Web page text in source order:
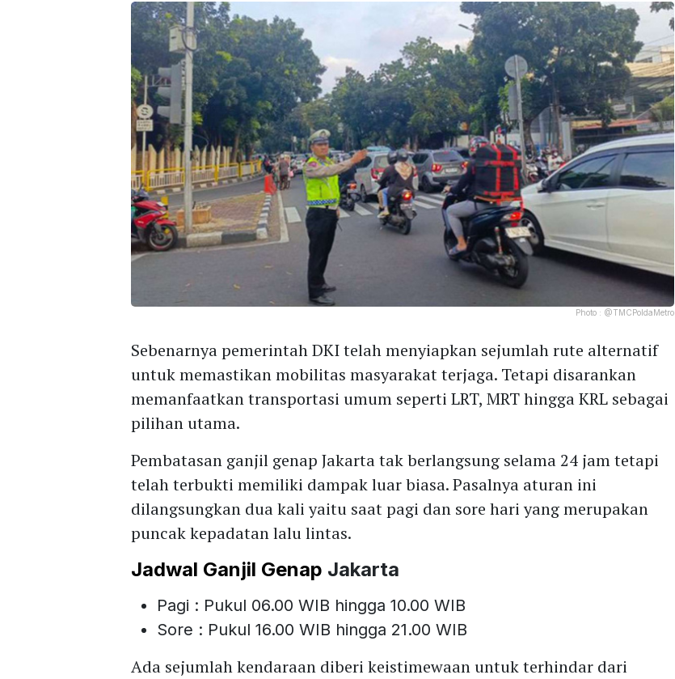
Photo : @TMCPoldaMetro
Sebenarnya pemerintah DKI telah menyiapkan sejumlah rute alternatif
untuk memastikan mobilitas masyarakat terjaga. Tetapi disarankan
memanfaatkan transportasi umum seperti LRT, MRT hingga KRL sebagai
pilihan utama.
Pembatasan ganjil genap Jakarta tak berlangsung selama 24 jam tetapi
telah terbukti memiliki dampak luar biasa. Pasalnya aturan ini
dilangsungkan dua kali yaitu saat pagi dan sore hari yang merupakan
puncak kepadatan lalu lintas.
Jadwal Ganjil Genap Jakarta
Pagi : Pukul 06.00 WIB hingga 10.00 WIB
Sore : Pukul 16.00 WIB hingga 21.00 WIB
Ada sejumlah kendaraan diberi keistimewaan untuk terhindar dari